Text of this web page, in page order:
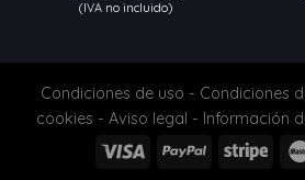
hasta
(IVA no incluido)
Condiciones de uso - Condiciones
cookies - Aviso legal - Información